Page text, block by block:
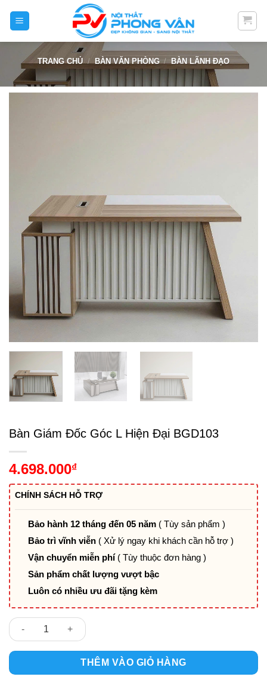
TRANG CHỦ / BÀN VĂN PHÒNG / BÀN LÃNH ĐẠO
Bàn Giám Đốc Góc L Hiện Đại BGD103
4.698.000₫
CHÍNH SÁCH HỖ TRỢ
Bảo hành 12 tháng đến 05 năm ( Tùy sản phẩm )
Bảo trì vĩnh viễn ( Xử lý ngay khi khách cần hỗ trợ )
Vận chuyển miễn phí ( Tùy thuộc đơn hàng )
Sản phẩm chất lượng vượt bậc
Luôn có nhiều ưu đãi tặng kèm
Bàn Giám Đốc Góc L Hiện Đại BGD103 số lượng
THÊM VÀO GIỎ HÀNG